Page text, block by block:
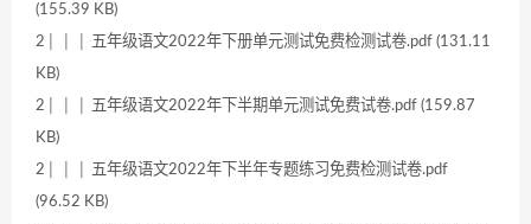
(155.39 KB)
2│ │ │ 五年级语文2022年下册单元测试免费检测试卷.pdf (131.11
KB)
2│ │ │ 五年级语文2022年下半期单元测试免费试卷.pdf (159.87
KB)
2│ │ │ 五年级语文2022年下半年专题练习免费检测试卷.pdf
(96.52 KB)